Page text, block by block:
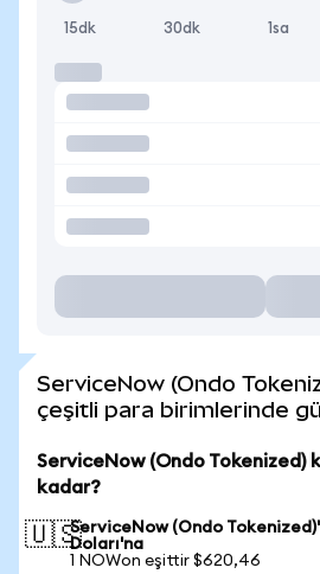
15dk 30dk 1sa
ServiceNow (Ondo
çeşitli para birimlerinde
ServiceNow (Ondo Tokenized)
kadar?
🇺🇸ServiceNow (Ondo
Doları'na
1 NOWon eşittir $620,46